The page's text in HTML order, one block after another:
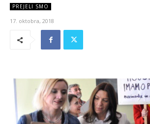
PREJELI SMO
17. oktobra, 2018